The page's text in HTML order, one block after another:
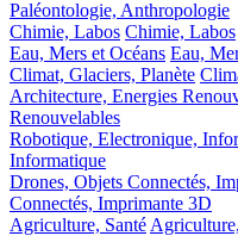
Paléontologie, Anthropologie
Chimie, Labos Chimie, Labos
Eau, Mers et Océans Eau,
Climat, Glaciers, Planète
Architecture, Energies
Renouvelables
Robotique, Electronique,
Informatique
Drones, Objets Connectés,
Connectés, Imprimante 3D
Agriculture, Santé